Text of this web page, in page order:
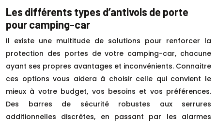
Les différents types d’antivols de porte
pour camping-car
Il existe une multitude de solutions pour renforcer la
protection des portes de votre camping-car, chacune
ayant ses propres avantages et inconvénients. Connaitre
ces options vous aidera à choisir celle qui convient le
mieux à votre budget, vos besoins et vos préférences.
Des barres de sécurité robustes aux serrures
additionnelles discrètes, en passant par les alarmes